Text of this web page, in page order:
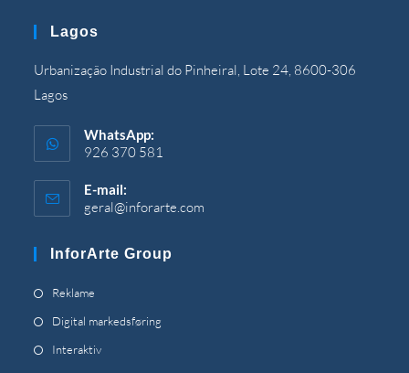
Lagos
Urbanização Industrial do Pinheiral, Lote 24, 8600-306
Lagos
WhatsApp:
926 370 581
E-mail:
geral@inforarte.com
InforArte Group
Reklame
under
Digital markedsføring
InteraktivÅbner